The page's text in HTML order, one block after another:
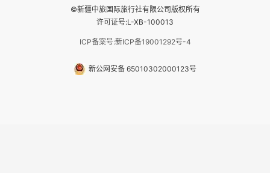
©新疆中旅国际旅行社有限公司版权所有
许可证号:L-XB-100013
ICP备案号:新ICP备19001292号-4
新公网安备 65010302000123号